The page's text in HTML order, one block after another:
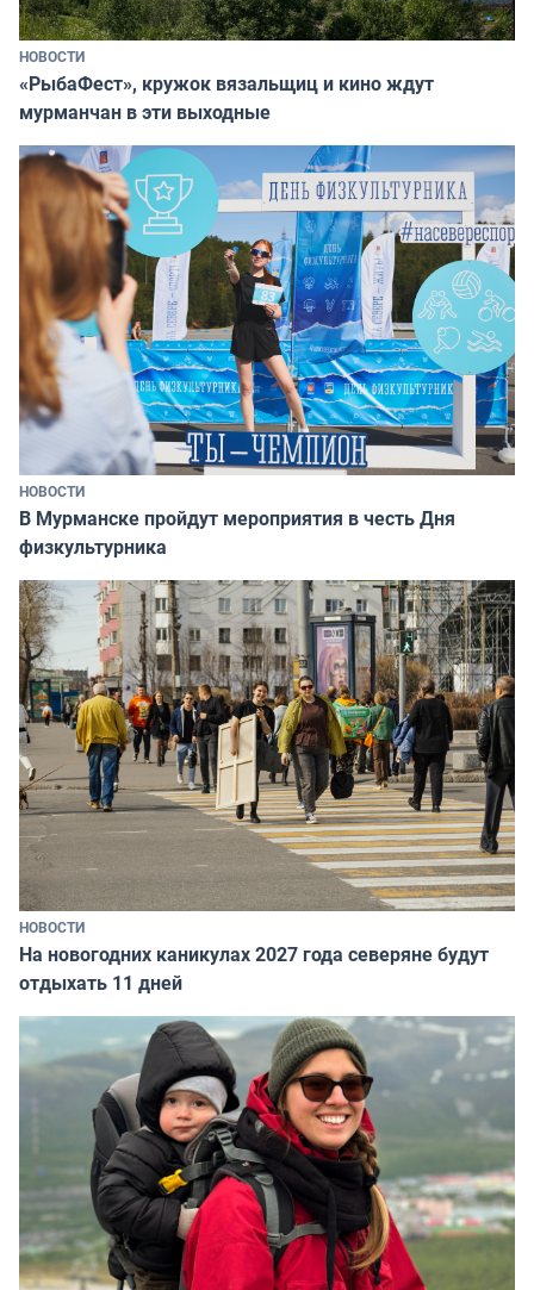
НОВОСТИ
«РыбаФест», кружок вязальщиц и кино ждут
мурманчан в эти выходные
НОВОСТИ
В Мурманске пройдут мероприятия в честь Дня
физкультурника
НОВОСТИ
На новогодних каникулах 2027 года северяне будут
отдыхать 11 дней